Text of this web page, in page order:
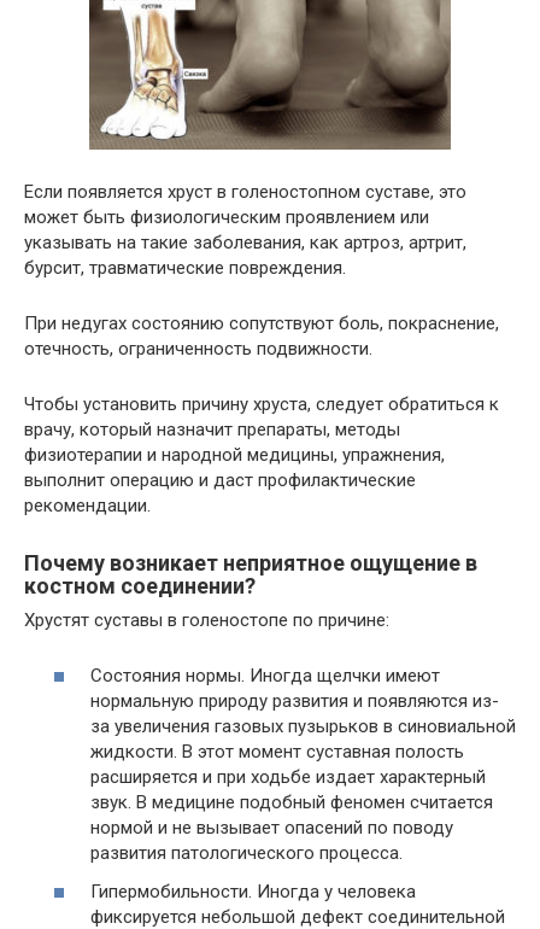
Если появляется хруст в голеностопном суставе, это
может быть физиологическим проявлением или
указывать на такие заболевания, как артроз, артрит,
бурсит, травматические повреждения.
При недугах состоянию сопутствуют боль, покраснение,
отечность, ограниченность подвижности.
Чтобы установить причину хруста, следует обратиться к
врачу, который назначит препараты, методы
физиотерапии и народной медицины, упражнения,
выполнит операцию и даст профилактические
рекомендации.
Почему возникает неприятное ощущение в
костном соединении?
Хрустят суставы в голеностопе по причине:
Состояния нормы. Иногда щелчки имеют
нормальную природу развития и появляются из-
за увеличения газовых пузырьков в синовиальной
жидкости. В этот момент суставная полость
расширяется и при ходьбе издает характерный
звук. В медицине подобный феномен считается
нормой и не вызывает опасений по поводу
развития патологического процесса.
Гипермобильности. Иногда у человека
фиксируется небольшой дефект соединительной